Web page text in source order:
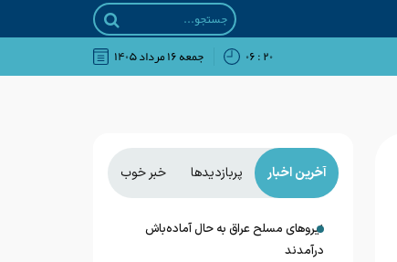
۲۰ : ۰۶ جمعه ۱۶ مرداد ۱۴۰۵
آخرین اخبار پربازدیدها خبر خوب
نیروهای مسلح عراق به حال آماده‌باش
درآمدند